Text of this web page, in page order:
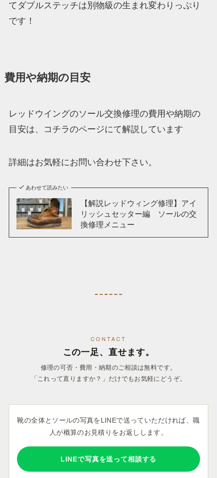
てダブルステッチは別物級の生まれ変わりっぷり
です！
費用や納期の目安
レッドウイングのソール交換修理の費用や納期の
目安は、コチラのページにて解説しています
詳細はお気軽にお問い合わせ下さい。
あわせて読みたい
【解説レッドウィング修理】アイ
リッシュセッター編 ソールの交
換修理メニュー
CONTACT
この一足、直せます。
修理の可否・費用・納期のご相談は無料です。
「これって直りますか？」だけでもお気軽にどうぞ。
靴の全体とソールの写真をLINEで送っていただければ、職
人が概算のお見積りをお返しします。
LINEで写真を送って相談する